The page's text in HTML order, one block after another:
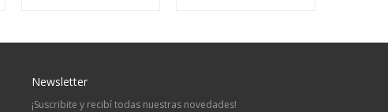
Newsletter
¡Suscribite y recibí todas nuestras novedades!